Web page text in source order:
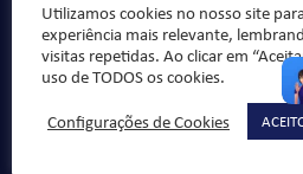
Utilizamos cookies no nosso site
experiência mais relevante,
visitas repetidas. Ao clicar em
uso de TODOS os cookies.
Configurações de Cookies